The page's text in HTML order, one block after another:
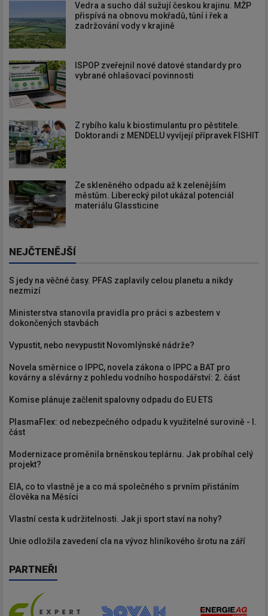
Vedra a sucho dál sužují českou krajinu. MŽP
přispívá na obnovu mokřadů, tůní i řek a
zadržování vody v krajině
ISPOP zveřejnil nové datové standardy pro
vybrané ohlašovací povinnosti
Z rybího kalu k biostimulantu pro pěstitele.
Doktorandi z MENDELU vyvíjejí přípravek FISHIT
Ze skleněného odpadu až k zelenějším
městům. Liberecký pilot ukázal potenciál
materiálu Glassticine
NEJČTENĚJŠÍ
S jedy na věčné časy. PFAS zaplavily celou planetu a nikdy
nezmizí
Ministerstva stanovila pravidla pro práci s azbestem v
dokončených stavbách
Vypustit, nebo nevypustit Novomlýnské nádrže?
Novela směrnice o IPPC, novela zákona o IPPC a BAT pro
kovárny a slévárny z pohledu vodního hospodářství: 2. část
Komise plánuje začlenit spalovny odpadu do EU ETS
PlasmaFlex: od nebezpečného odpadu k využitelné surovině - I.
část
Modernizace proměnila brněnskou teplárnu. Jak probíhal celý
projekt?
EIA, co to vlastně je a co má společného s prvním přistáním
člověka na Měsíci
Vlastní cesta k udržitelnosti. Jak ji sport staví na nohy?
Unie odložila zavedení cla na vývoz hliníkového šrotu na září
PARTNEŘI